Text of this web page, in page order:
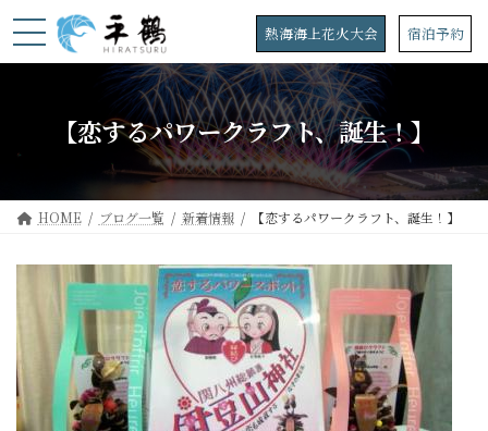
ン
プ
ビ
動
熱海海上花火大会 宿泊予約
【恋するパワークラフト、誕生！】
HOME ブログ一覧 新着情報 【恋するパワークラフト、誕生！】